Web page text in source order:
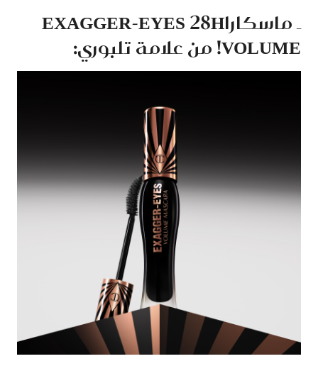
ـ ماسكاراEXAGGER-EYES 28H
VOLUME! من علامة تلبوري: